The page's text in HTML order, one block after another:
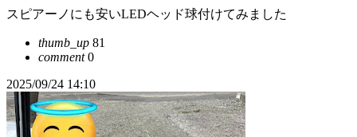
スピアーノにも安いLEDヘッド球付けてみました
thumb_up 81
comment0
2025/09/24 14:10